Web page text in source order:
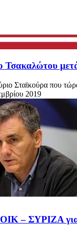
Τσακαλώτου
Σταϊκούρα που
2019
– ΣΥΡΙΖΑ για